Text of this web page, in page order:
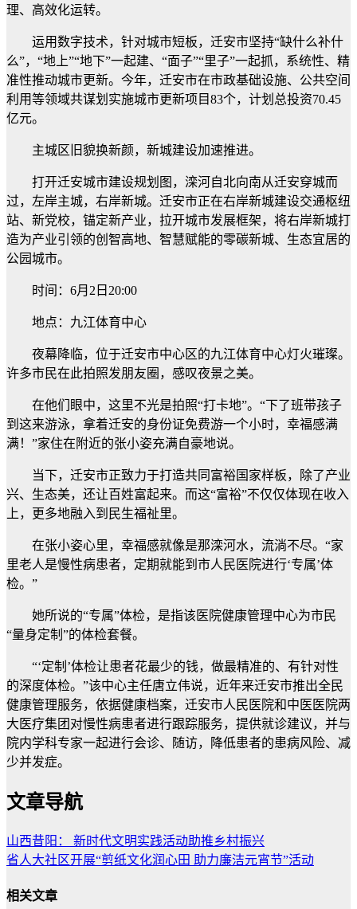
理、高效化运转。
运用数字技术，针对城市短板，迁安市坚持“缺什么补什
么”，“地上”“地下”一起建、“面子”“里子”一起抓，系统性、精
准性推动城市更新。今年，迁安市在市政基础设施、公共空间
利用等领域共谋划实施城市更新项目83个，计划总投资70.45
亿元。
主城区旧貌换新颜，新城建设加速推进。
打开迁安城市建设规划图，滦河自北向南从迁安穿城而
过，左岸主城，右岸新城。迁安市正在右岸新城建设交通枢纽
站、新党校，锚定新产业，拉开城市发展框架，将右岸新城打
造为产业引领的创智高地、智慧赋能的零碳新城、生态宜居的
公园城市。
时间：6月2日20:00
地点：九江体育中心
夜幕降临，位于迁安市中心区的九江体育中心灯火璀璨。
许多市民在此拍照发朋友圈，感叹夜景之美。
在他们眼中，这里不光是拍照“打卡地”。“下了班带孩子
到这来游泳，拿着迁安的身份证免费游一个小时，幸福感满
满！”家住在附近的张小姿充满自豪地说。
当下，迁安市正致力于打造共同富裕国家样板，除了产业
兴、生态美，还让百姓富起来。而这“富裕”不仅仅体现在收入
上，更多地融入到民生福祉里。
在张小姿心里，幸福感就像是那滦河水，流淌不尽。“家
里老人是慢性病患者，定期就能到市人民医院进行‘专属’体
检。”
她所说的“专属”体检，是指该医院健康管理中心为市民
“量身定制”的体检套餐。
“‘定制’体检让患者花最少的钱，做最精准的、有针对性
的深度体检。”该中心主任唐立伟说，近年来迁安市推出全民
健康管理服务，依据健康档案，迁安市人民医院和中医医院两
大医疗集团对慢性病患者进行跟踪服务，提供就诊建议，并与
院内学科专家一起进行会诊、随访，降低患者的患病风险、减
少并发症。
文章导航
山西昔阳： 新时代文明实践活动助推乡村振兴
省人大社区开展“剪纸文化润心田 助力廉洁元宵节”活动
相关文章